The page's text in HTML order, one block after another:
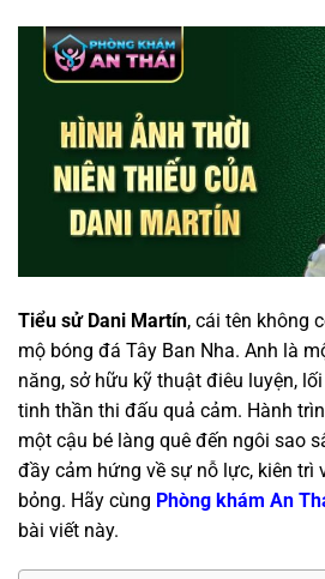
Tiểu sử Dani Martín, cái tên không
mộ bóng đá Tây Ban Nha. Anh là
năng, sở hữu kỹ thuật điêu luyện,
tinh thần thi đấu quả cảm. Hành
một cậu bé làng quê đến ngôi sao
đầy cảm hứng về sự nỗ lực, kiên trì
bỏng. Hãy cùng Phòng khám An
bài viết này.